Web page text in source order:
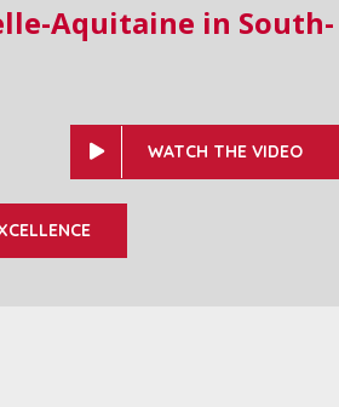
Aquitaine in South-
WATCH THE VIDEO